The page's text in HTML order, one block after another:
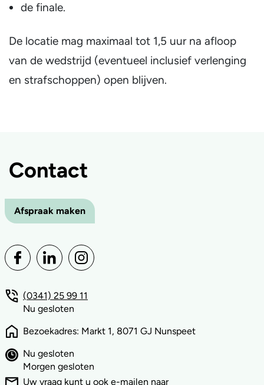
de finale.
De locatie mag maximaal tot 1,5 uur na afloop
van de wedstrijd (eventueel inclusief verlenging
en strafschoppen) open blijven.
Contact
Afspraak maken
(0341) 25 99 11
Nu gesloten
Bezoekadres: Markt 1, 8071 GJ Nunspeet
Nu gesloten
Morgen gesloten
Uw vraag kunt u ook e-mailen naar